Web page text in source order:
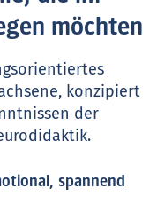
möchten
konzipiert
der
spannend